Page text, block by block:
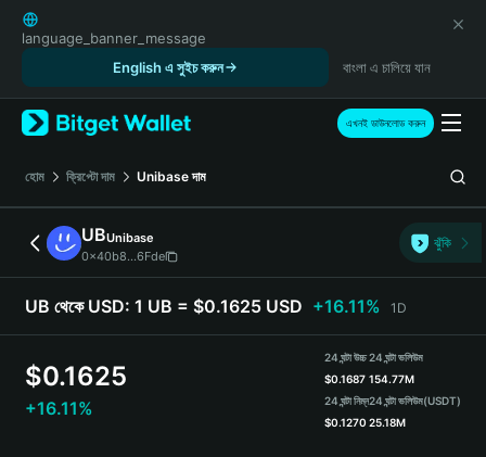
English
日本語
Русский
Español (Latinoamérica)
Türkçe
Italiano
Deutsch
简体中文
繁體中文
Português (Portugal)
हिन्दी
language_banner_message
English এ সুইচ করুন
বাংলা এ চালিয়ে যান
এখনই ডাউনলোড করুন
হোম ক্রিপ্টো দাম Unibase দাম
UBUnibase
0x40b8...6Fde
ঝুঁকি
UB থেকে USD: 1 UB = $0.1625 USD +16.11% 1D
$0.1625
+16.11%
24 ঘন্টা উচ্চ
$0.1687
24 ঘন্টা নিম্ন
$0.1270
24 ঘন্টা ভলিউম
154.77M
24 ঘন্টা ভলিউম(USDT)
25.18M